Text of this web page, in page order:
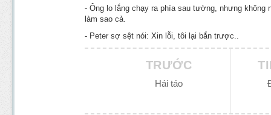
- Ông lo lắng chạy ra phía sau tường, nhưng không
làm sao cả.
- Peter sợ sệt nói: Xin lỗi, tôi lại bắn trược..
TRƯỚC
Hái táo